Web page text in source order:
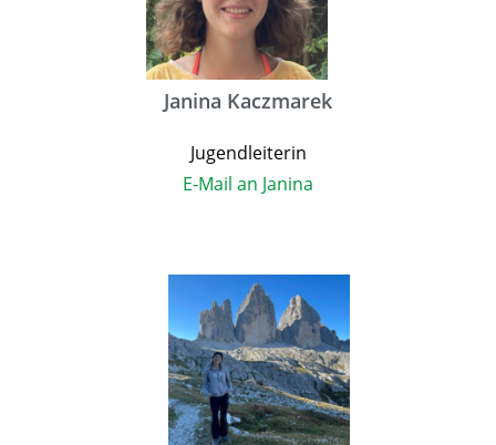
Janina Kaczmarek
Jugendleiterin
E-Mail an Janina